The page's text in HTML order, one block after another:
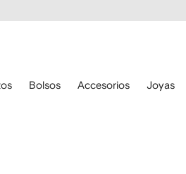
Bolsos Accesorios Joyas